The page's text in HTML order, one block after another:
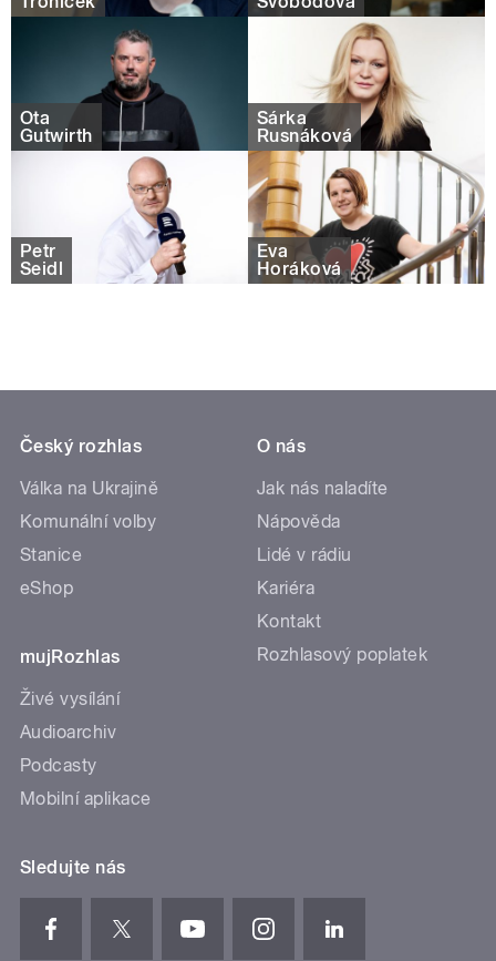
Ota
Gutwirth
Šárka
Rusnáková
Petr
Seidl
Eva
Horáková
Český rozhlas
Válka na Ukrajině
Komunální volby
Stanice
eShop
mujRozhlas
Živé vysílání
Audioarchiv
Podcasty
Mobilní aplikace
O nás
Jak nás naladíte
Nápověda
Lidé v rádiu
Kariéra
Kontakt
Rozhlasový poplatek
Sledujte nás